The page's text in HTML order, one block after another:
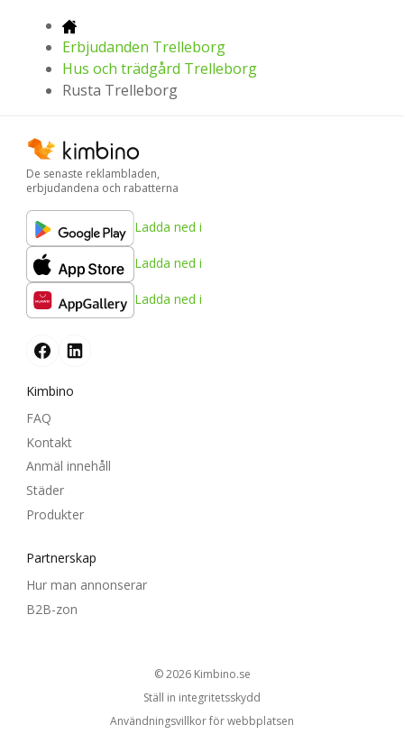
Erbjudanden Trelleborg
Hus och trädgård Trelleborg
Rusta Trelleborg
De senaste reklambladen,
erbjudandena och rabatterna
Ladda ned i
Ladda ned i
Ladda ned i
Kimbino
FAQ
Kontakt
Anmäl innehåll
Städer
Produkter
Partnerskap
Hur man annonserar
B2B-zon
© 2026 kimbino.se
Ställ in integritetsskydd
Användningsvillkor för webbplatsen